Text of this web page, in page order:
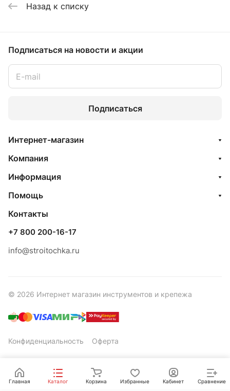
Назад к списку
Подписаться на новости и акции
Подписаться
Интернет-магазин
Компания
Информация
Помощь
Контакты
+7 800 200-16-17
info@stroitochka.ru
© 2026 Интернет магазин инструментов и крепежа
Конфиденциальность Оферта
Главная Каталог Корзина Избранные Кабинет Сравнение